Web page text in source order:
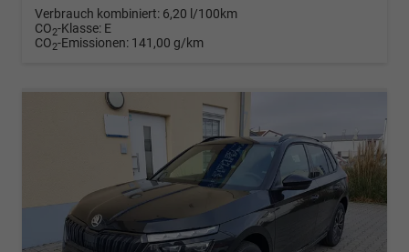
Verbrauch kombiniert: 6,20 l/100km
CO2-Klasse: E
CO2-Emissionen: 141,00 g/km